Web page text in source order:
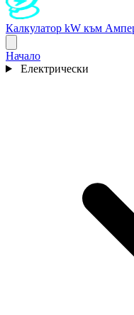
Калкулатор kW към
Начало
Електрически